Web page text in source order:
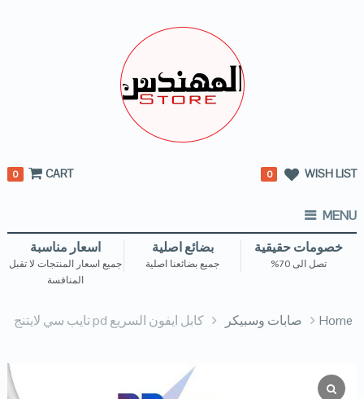
WISH LIST
0
CART
0
MENU
خصومات حقيقية
تصل الى 70%
بضائع اصلية
جميع بضائعنا اصلية
اسعار مناسبة
جميع اسعار المنتجات لا تقبل
المنافسة
Home صابات وسبيكر كابل ايفون السريع pd تايب سي لايتنج